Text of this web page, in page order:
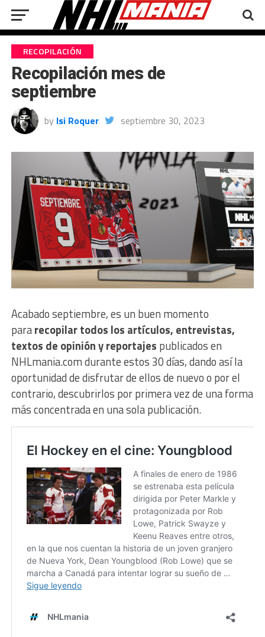
RECOPILACIÓN
Recopilación mes de
septiembre
by Isi Roquer septiembre 30, 2023
Acabado septiembre, es un buen momento
pararecopilar todos los artículos, entrevistas,
textos de opinión y reportajes publicados en
NHLmania.com durante estos 30 días, dando así la
oportunidad de disfrutar de ellos de nuevo o por el
contrario, descubrirlos por primera vez de una forma
más concentrada en una sola publicación.